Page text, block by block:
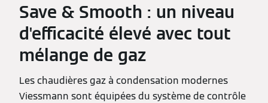
Save & Smooth : un niveau
d'efficacité élevé avec tout
mélange de gaz
Les chaudières gaz à condensation modernes
Viessmann sont équipées du système de contrôle